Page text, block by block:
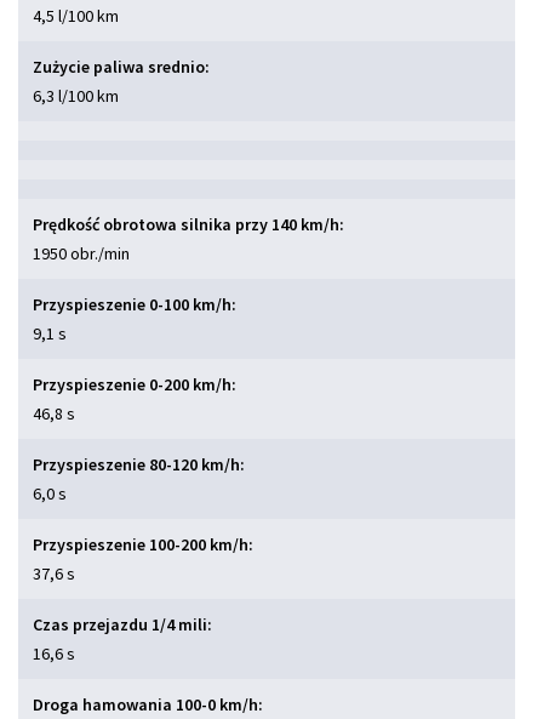
4,5 l/100 km
Zużycie paliwa srednio:
6,3 l/100 km
Prędkość obrotowa silnika przy 140 km/h:
1950 obr./min
Przyspieszenie 0-100 km/h:
9,1 s
Przyspieszenie 0-200 km/h:
46,8 s
Przyspieszenie 80-120 km/h:
6,0 s
Przyspieszenie 100-200 km/h:
37,6 s
Czas przejazdu 1/4 mili:
16,6 s
Droga hamowania 100-0 km/h: